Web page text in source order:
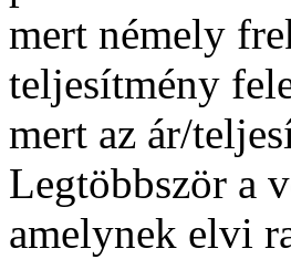
mert némely
teljesítmény
mert az ár/
Legtöbbször a
amelynek elvi